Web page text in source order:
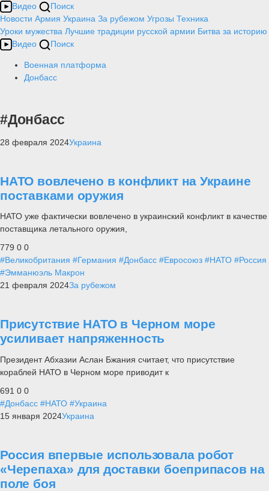
Видео
Поиск
Новости Армия Украина За рубежом Угрозы Техника
Уроки мужества Лучшие традиции русской армии Битва за историю
Видео
Поиск
Военная платформа
Донбасс
#Донбасс
28 февраля 2024Украина
НАТО вовлечено в конфликт на Украине
поставками оружия
НАТО уже фактически вовлечено в украинский конфликт в качестве
поставщика летального оружия,
779 0 0
#Великобритания #Германия #Донбасс #Евросоюз #НАТО #Россия
#Эмманюэль Макрон
21 февраля 2024За рубежом
Присутствие НАТО в Черном море
усиливает напряженность
Президент Абхазии Аслан Бжания считает, что присутствие
кораблей НАТО в Черном море приводит к
691 0 0
#Донбасс #НАТО #Украина
15 января 2024Украина
Россия впервые использовала робот
«Черепаха» для доставки боеприпасов на
поле боя